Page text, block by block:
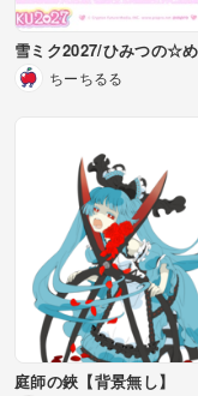
雪ミク2027/ひみつの☆
ちーちるる
庭師の鋏【背景無し】